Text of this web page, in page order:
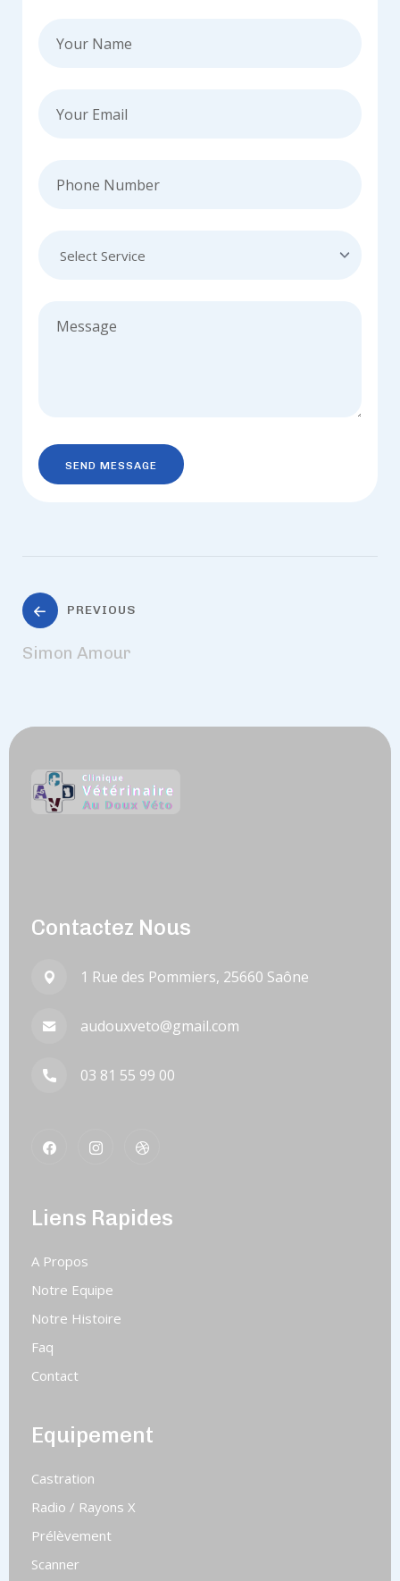
PREVIOUS
Simon Amour
Contactez Nous
1 Rue des Pommiers, 25660 Saône
audouxveto@gmail.com
03 81 55 99 00
Liens Rapides
A Propos
Notre Equipe
Notre Histoire
Faq
Contact
Equipement
Castration
Radio / Rayons X
Prélèvement
Scanner